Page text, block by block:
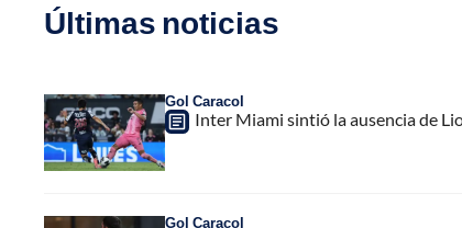
Últimas noticias
Gol Caracol
Inter Miami sintió la ausencia de
Gol Caracol